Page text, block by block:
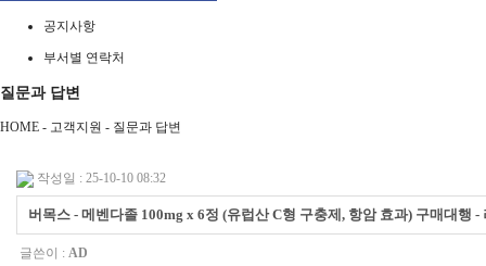
공지사항
부서별 연락처
질문과 답변
HOME - 고객지원 - 질문과 답변
작성일 : 25-10-10 08:32
버목스 - 메벤다졸 100mg x 6정 (유럽산 C형 구충제, 항암 효과) 구매대행
글쓴이 : AD